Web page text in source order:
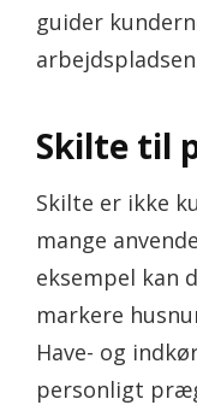
guider
Skilte til
Skilte er ikke
mange
eksempel kan
markere
Have- og
personligt